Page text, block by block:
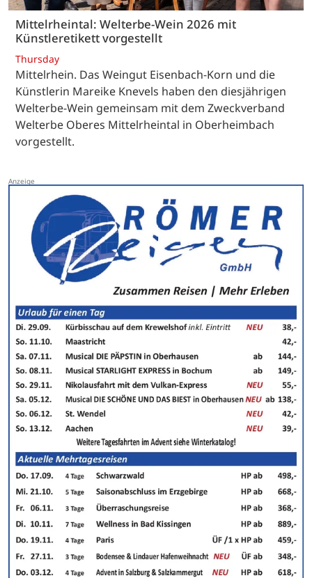
Mittelrheintal: Welterbe-Wein 2026 mit
Künstleretikett vorgestellt
Thursday
Mittelrhein. Das Weingut Eisenbach-Korn und die
Künstlerin Mareike Knevels haben den diesjährigen
Welterbe-Wein gemeinsam mit dem Zweckverband
Welterbe Oberes Mittelrheintal in Oberheimbach
vorgestellt.